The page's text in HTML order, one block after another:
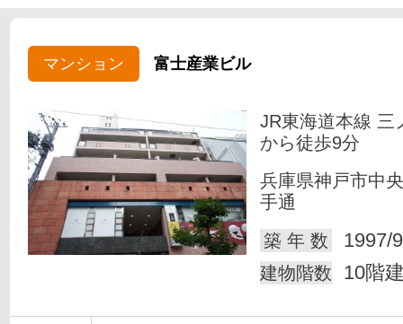
マンション 富士産業ビル
JR東海道本線 三
から徒歩9分
兵庫県神戸市中
手通
築 年 数
1997/
建物階数 10階